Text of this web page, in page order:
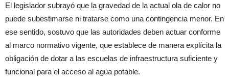
El legislador subrayó que la gravedad de la actual ola de calor no
puede subestimarse ni tratarse como una contingencia menor. En
ese sentido, sostuvo que las autoridades deben actuar conforme
al marco normativo vigente, que establece de manera explícita la
obligación de dotar a las escuelas de infraestructura suficiente y
funcional para el acceso al agua potable.